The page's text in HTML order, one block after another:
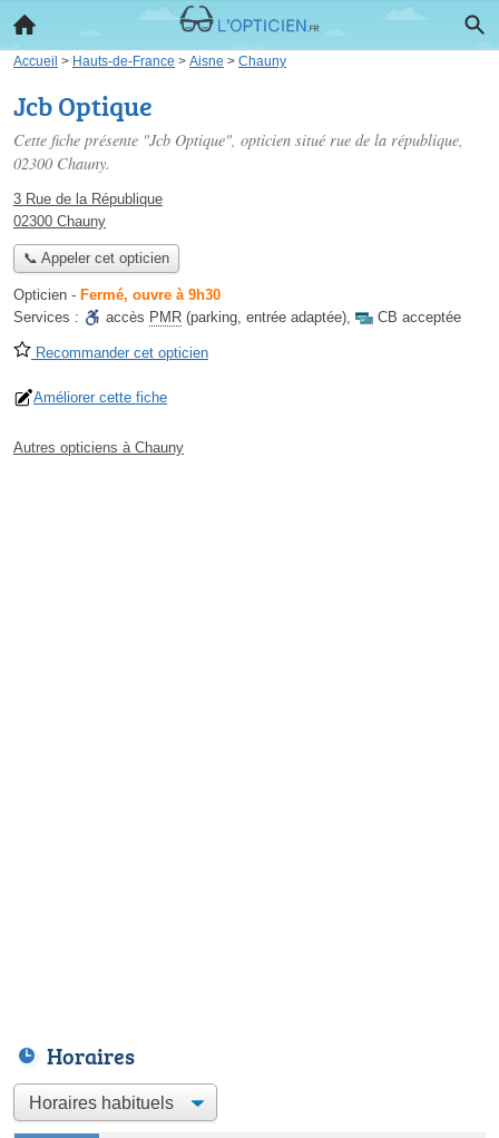
Accueil > Hauts-de-France > Aisne > Chauny
Jcb Optique
Cette fiche présente "Jcb Optique", opticien situé rue de la république,
02300 Chauny.
3 Rue de la République
02300 Chauny
📞 Appeler cet opticien
Opticien - Fermé, ouvre à 9h30
Services :
accès PMR (parking, entrée adaptée), CB acceptée
Recommander cet opticien
Améliorer cette fiche
Autres opticiens à Chauny
Horaires